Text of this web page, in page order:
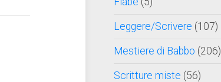
Leggere/Scrivere (107)
Mestiere di Babbo (206)
Scritture miste (56)